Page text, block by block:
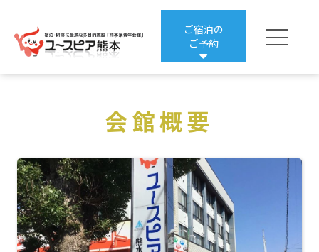
ご宿泊の
ご予約
楽天トラベルからの
ご宿泊予約はこちら
じゃらんからの
ご宿泊予約はこちら
会館概要